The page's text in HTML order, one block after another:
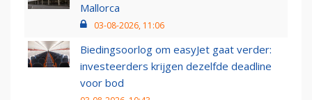
Mallorca
03-08-2026, 11:06
Biedingsoorlog om easyJet gaat verder:
investeerders krijgen dezelfde deadline
voor bod